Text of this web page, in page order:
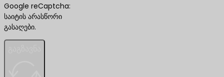
Google reCaptcha:
საიტის არასწორი
გასაღები.